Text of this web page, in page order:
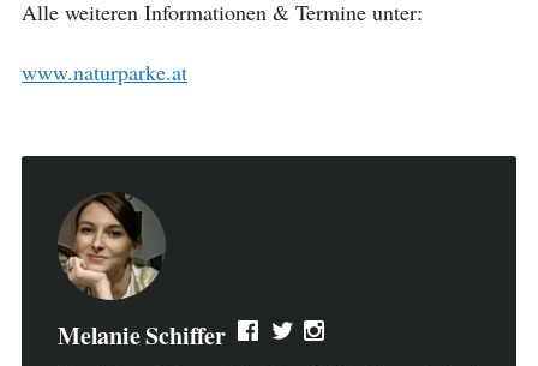
Alle weiteren Informationen & Termine unter:
www.naturparke.at
Melanie Schiffer